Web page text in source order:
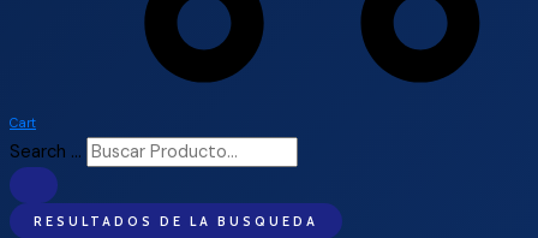
Cart
Search ...
RESULTADOS DE LA BUSQUEDA